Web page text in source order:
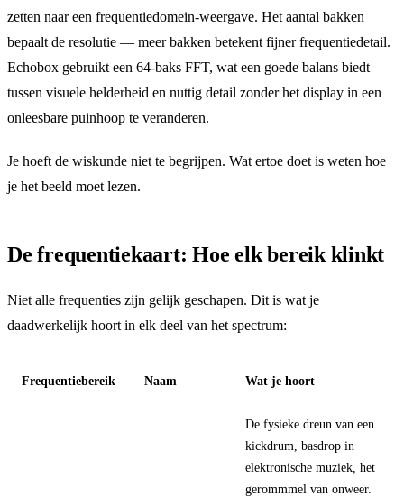
zetten naar een frequentiedomein-weergave. Het aantal bakken
bepaalt de resolutie — meer bakken betekent fijner frequentiedetail.
Echobox gebruikt een 64-baks FFT, wat een goede balans biedt
tussen visuele helderheid en nuttig detail zonder het display in een
onleesbare puinhoop te veranderen.
Je hoeft de wiskunde niet te begrijpen. Wat ertoe doet is weten hoe
je het beeld moet lezen.
De frequentiekaart: Hoe elk bereik klinkt
Niet alle frequenties zijn gelijk geschapen. Dit is wat je
daadwerkelijk hoort in elk deel van het spectrum:
Frequentiebereik Naam Wat je hoort
De fysieke dreun van een
kickdrum, basdrop in
elektronische muziek, het
gerommmel van onweer.